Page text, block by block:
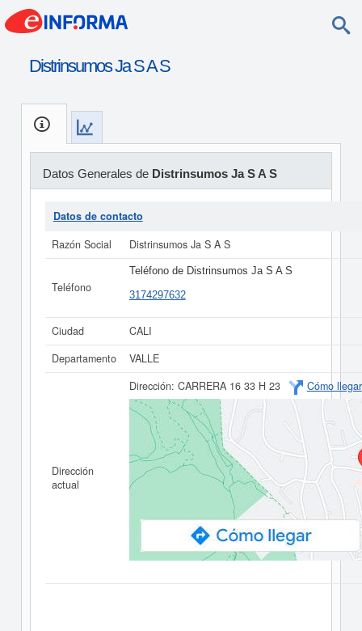
Distrinsumos Ja S A S
Datos Generales de Distrinsumos Ja S A S
Datos de contacto
Razón Social
Distrinsumos Ja S A S
Teléfono
Teléfono de Distrinsumos Ja S A S
3174297632
Ciudad
CALI
Departamento
VALLE
Dirección
actual
Dirección: CARRERA 16 33 H 23 Cómo llegar